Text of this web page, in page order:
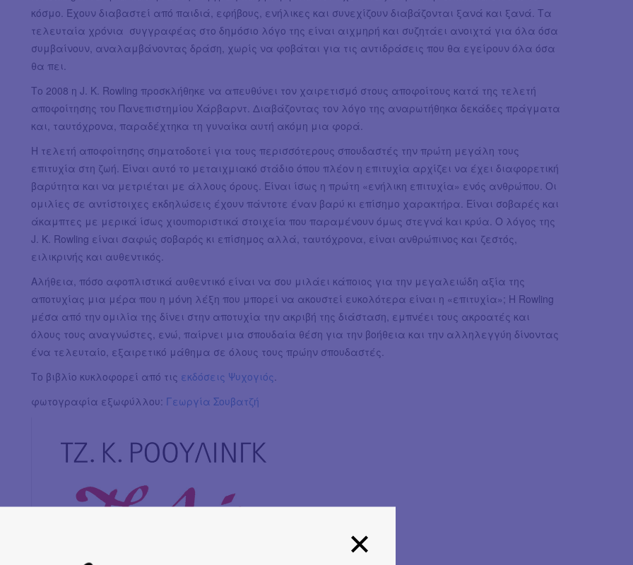
κόσμο. Έχουν διαβαστεί από παιδιά, εφήβους, ενήλικες και συνεχίζουν διαβάζονται ξανά και ξανά. Τα
τελευταία χρόνια συγγραφέας στο δημόσιο λόγο της είναι αιχμηρή και συζητάει ανοιχτά για όλα όσα
συμβαίνουν, αναλαμβάνοντας δράση, χωρίς να φοβάται για τις αντιδράσεις που θα εγείρουν όλα όσα
θα πει.
Το 2008 η J. K. Rowling προσκλήθηκε να απευθύνει τον χαιρετισμό στους αποφοίτους κατά της τελετή
αποφοίτησης του Πανεπιστημίου Χάρβαρντ. Διαβάζοντας τον λόγο της αναρωτήθηκα δεκάδες πράγματα
και, ταυτόχρονα, παραδέχτηκα τη γυναίκα αυτή ακόμη μια φορά.
Η τελετή αποφοίτησης σηματοδοτεί για τους περισσότερους σπουδαστές την πρώτη μεγάλη τους
επιτυχία στη ζωή. Είναι αυτό το μεταιχμιακό στάδιο όπου πλέον η επιτυχία αρχίζει να έχει διαφορετική
βαρύτητα και να μετριέται με άλλους όρους. Είναι ίσως η πρώτη «ενήλικη επιτυχία» ενός ανθρώπου. Οι
ομιλίες σε αντίστοιχες εκδηλώσεις έχουν πάντοτε έναν βαρύ κι επίσημο χαρακτήρα. Είναι σοβαρές και
άκαμπτες με μερικά ίσως χιουmοριστικά στοιχεία που παραμένουν όμως στεγνά kαι κρύα. Ο λόγος της
J. K. Rowling είναι σαφώς σοβαρός κι επίσημος αλλά, ταυτόχρονα, είναι ανθρώπινος και ζεστός,
ειλικρινής και αυθεντικός.
Αλήθεια, πόσο αφοπλιστικά αυθεντικό είναι να σου μιλάει κάποιος για την μεγαλειώδη αξία της
αποτυχίας μια μέρα που η μόνη λέξη που μπορεί να ακουστεί ευκολότερα είναι η «επιτυχία»; Η Rowling
μέσα από την ομιλία της δίνει στην αποτυχία την ακριβή της διάσταση, εμπνέει τους ακροατές και
όλους τους αναγνώστες, ενώ, παίρνει μια σπουδαία θέση για την βοήθεια και την αλληλεγγύη δίνοντας
ένα τελευταίο, εξαιρετικό μάθημα σε όλους τους πρώην σπουδαστές.
Το βιβλίο κυκλοφορεί από τις εκδόσεις Ψυχογιός
φωτογραφία εξωφύλλου: Γεωργία Σουβατζή